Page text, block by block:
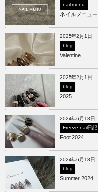
nail menu
ネイルメニュー
2025年2月1日
blog
Valentine
2025年2月1日
blog
2025
2024年6月18日
Freeze nail日記
Foot 2024
2024年6月18日
blog
Summer 2024